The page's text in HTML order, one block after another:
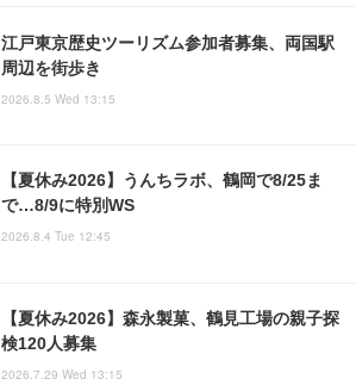
江戸東京歴史ツーリズム参加者募集、両国駅
周辺を街歩き
2026.8.5 Wed 13:15
【夏休み2026】うんちラボ、鶴岡で8/25ま
で…8/9に特別WS
2026.8.4 Tue 12:45
【夏休み2026】森永製菓、鶴見工場の親子探
検120人募集
2026.7.29 Wed 13:15